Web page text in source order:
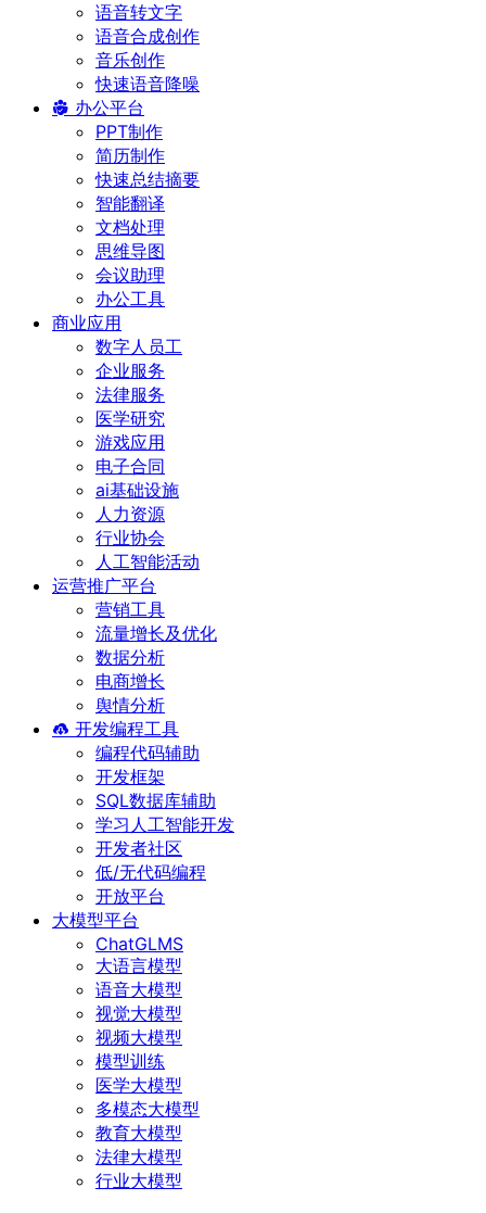
语音转文字
语音合成创作
音乐创作
快速语音降噪
办公平台
PPT制作
简历制作
快速总结摘要
智能翻译
文档处理
思维导图
会议助理
办公工具
商业应用
数字人员工
企业服务
法律服务
医学研究
游戏应用
电子合同
ai基础设施
人力资源
行业协会
人工智能活动
运营推广平台
营销工具
流量增长及优化
数据分析
电商增长
舆情分析
开发编程工具
编程代码辅助
开发框架
SQL数据库辅助
学习人工智能开发
开发者社区
低/无代码编程
开放平台
大模型平台
ChatGLMS
大语言模型
语音大模型
视觉大模型
视频大模型
模型训练
医学大模型
多模态大模型
教育大模型
法律大模型
行业大模型